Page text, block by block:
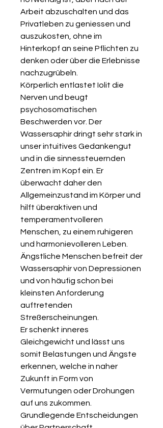
Arbeit abzuschalten und das
Privatleben zu geniessen und
auszukosten, ohne im
Hinterkopf an seine Pflichten zu
denken oder über die Erlebnisse
nachzugrübeln.
Körperlich entlastet Iolit die
Nerven und beugt
psychosomatischen
Beschwerden vor. Der
Wassersaphir dringt sehr stark in
unser intuitives Gedankengut
und in die sinnessteuernden
Zentren im Kopf ein. Er
überwacht daher den
Allgemeinzustand im Körper und
hilft überaktiven und
temperamentvolleren
Menschen, zu einem ruhigeren
und harmonievolleren Leben.
Ängstliche Menschen befreit der
Wassersaphir von Depressionen
und von häufig schon bei
kleinsten Anforderung
auftretenden
Streßerscheinungen.
Er schenkt inneres
Gleichgewicht und lässt uns
somit Belastungen und Ängste
erkennen, welche in naher
Zukunft in Form von
Vermutungen oder Drohungen
auf uns zukommen.
Grundlegende Entscheidungen